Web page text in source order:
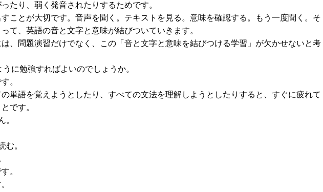
たり、弱く発音されたりするためです。
ことが大切です。音声を聞く。テキストを見る。意味を確認する。もう一度聞く。そ
て、英語の音と文字と意味が結びついていきます。
、問題演習だけでなく、この「音と文字と意味を結びつける学習」が欠かせないと考
に勉強すればよいのでしょうか。
。
単語を覚えようとしたり、すべての文法を理解しようとしたりすると、すぐに疲れて
です。
。
む。
。